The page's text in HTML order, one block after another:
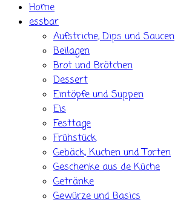
Home
essbar
Aufstriche, Dips und Saucen
Beilagen
Brot und Brötchen
Dessert
Eintöpfe und Suppen
Eis
Festtage
Frühstück
Gebäck, Kuchen und Torten
Geschenke aus de Küche
Getränke
Gewürze und Basics